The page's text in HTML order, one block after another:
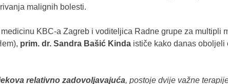
malignih bolesti.
KBC-a Zagreb i voditeljica Radne grupe za multipli
prim. dr. Sandra Bašić Kinda ističe kako danas
relativno zadovoljavajuća, postoje dvije važne